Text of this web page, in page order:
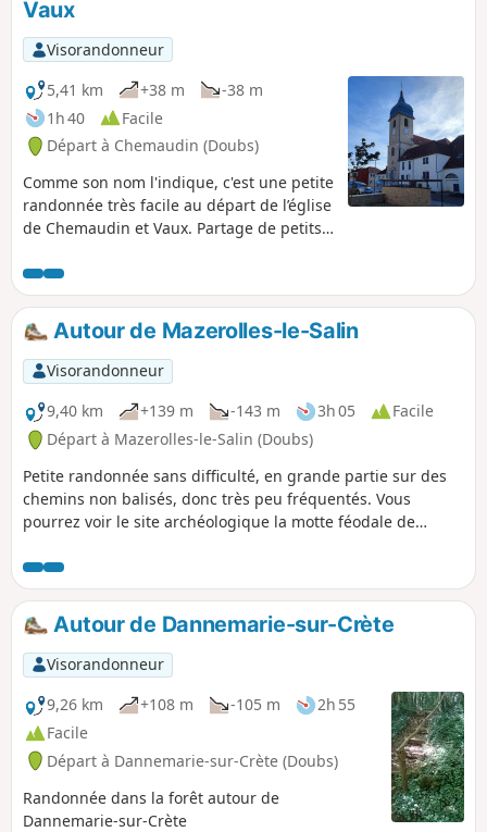
Vaux
Visorandonneur
5,41 km
+38 m
-38 m
1h 40
Facile
Départ à Chemaudin (Doubs)
Comme son nom l'indique, c'est une petite
randonnée très facile au départ de l’église
de Chemaudin et Vaux. Partage de petits
Passage vers la ferme de la Pote, élevage
de vaches Salers et gardiennage de
chevaux.
Autour de Mazerolles-le-Salin
Visorandonneur
9,40 km
+139 m -143 m 3h 05
Facile
Départ à Mazerolles-le-Salin (Doubs)
Petite randonnée sans difficulté, en grande partie sur des
chemins non balisés, donc très peu fréquentés. Vous
pourrez voir le site archéologique la motte féodale de
Autour de Dannemarie-sur-Crète
Visorandonneur
9,26 km
+108 m -105 m
2h 55
Facile
Départ à Dannemarie-sur-Crète (Doubs)
Randonnée dans la forêt autour de
Dannemarie-sur-Crète